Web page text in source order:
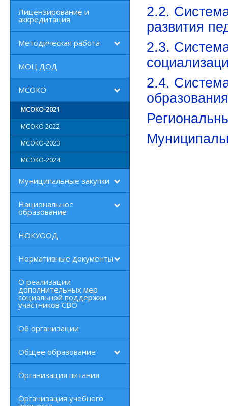
Лицензирование и
аккредитация
Методическая работа
МОЦ ДОД
МСОКО
МСОКО-2021
МСОКО 2022
МСОКО-2023
МСОКО-2024
Муниципальные закупки
Национальное
образование
НОКУООД
Нормативные документы
О реализации
дополнительных мер
социальной поддержки
участников СВО
Об организации
Общее образование
Организация питания
Организация учебного
2.2.
развития
2.3.
2.4.